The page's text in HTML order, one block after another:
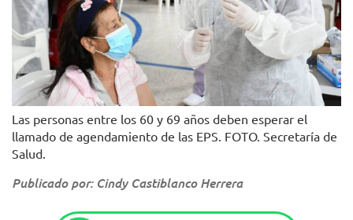
Las personas entre los 60 y 69 años deben esperar el
llamado de agendamiento de las EPS. FOTO. Secretaría de
Salud.
Publicado por: Cindy Castiblanco Herrera